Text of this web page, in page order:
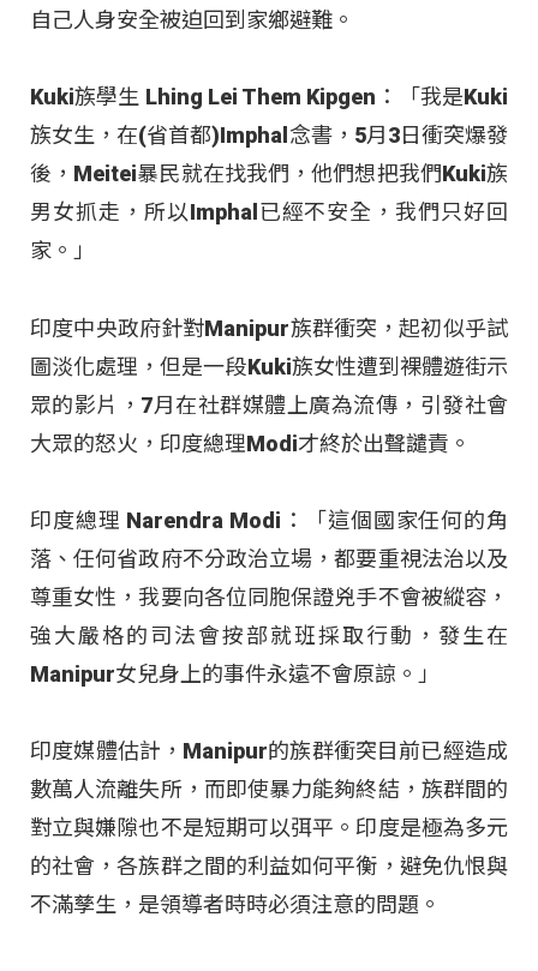
自己人身安全被迫回到家鄉避難。
Kuki族學生 Lhing Lei Them Kipgen：「我是Kuki
族女生，在(省首都)Imphal念書，5月3日衝突爆發
後，Meitei暴民就在找我們，他們想把我們Kuki族
男女抓走，所以Imphal已經不安全，我們只好回
家。」
印度中央政府針對Manipur族群衝突，起初似乎試
圖淡化處理，但是一段Kuki族女性遭到裸體遊街示
眾的影片，7月在社群媒體上廣為流傳，引發社會
大眾的怒火，印度總理Modi才終於出聲譴責。
印度總理 Narendra Modi：「這個國家任何的角
落、任何省政府不分政治立場，都要重視法治以及
尊重女性，我要向各位同胞保證兇手不會被縱容，
強大嚴格的司法會按部就班採取行動，發生在
Manipur女兒身上的事件永遠不會原諒。」
印度媒體估計，Manipur的族群衝突目前已經造成
數萬人流離失所，而即使暴力能夠終結，族群間的
對立與嫌隙也不是短期可以弭平。印度是極為多元
的社會，各族群之間的利益如何平衡，避免仇恨與
不滿孳生，是領導者時時必須注意的問題。